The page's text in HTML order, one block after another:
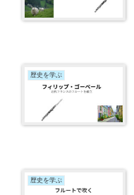
歴史を学ぶ
歴史を学ぶ